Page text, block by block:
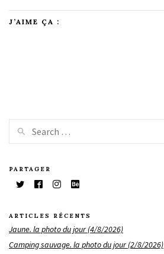
J’AIME ÇA :
PARTAGER
ARTICLES RÉCENTS
Jaune. la photo du jour (4/8/2026)
Camping sauvage. la photo du jour (2/8/2026)